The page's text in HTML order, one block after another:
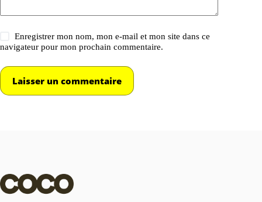
Enregistrer mon nom, mon e-mail et mon site dans ce
navigateur pour mon prochain commentaire.
Laisser un commentaire